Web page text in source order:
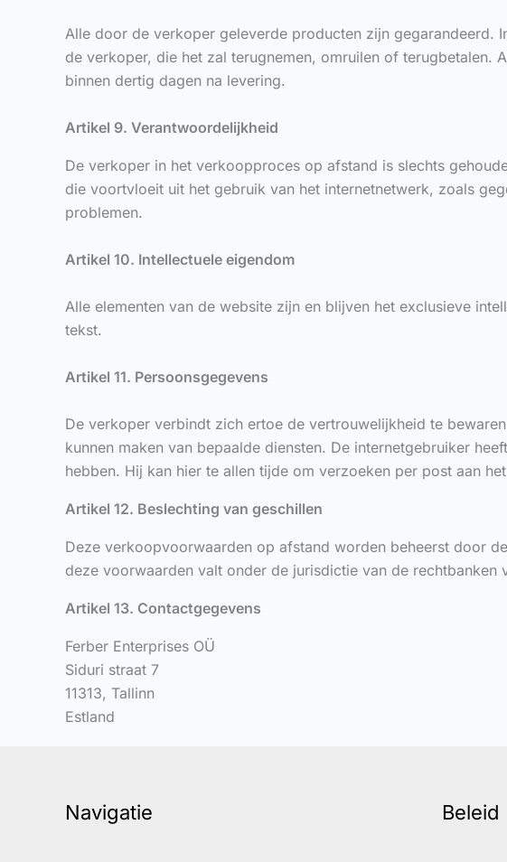
Alle door de verkoper geleverde producten zijn
de verkoper, die het zal terugnemen, omruilen of
binnen dertig dagen na levering.
Artikel 9. Verantwoordelijkheid
De verkoper in het verkoopproces op afstand is slechts
die voortvloeit uit het gebruik van het internetnetwerk, zoals
problemen.
Artikel 10. Intellectuele eigendom
Alle elementen van de website zijn en blijven het exclusieve
tekst.
Artikel 11. Persoonsgegevens
De verkoper verbindt zich ertoe de vertrouwelijkheid te
kunnen maken van bepaalde diensten. De internetgebruiker
hebben. Hij kan hier te allen tijde om verzoeken per post aan
Artikel 12. Beslechting van geschillen
Deze verkoopvoorwaarden op afstand worden beheerst door
deze voorwaarden valt onder de jurisdictie van de rechtbanken
Artikel 13. Contactgegevens
Ferber Enterprises OÜ
Siduri straat 7
11313, Tallinn
Estland
Navigatie Beleid